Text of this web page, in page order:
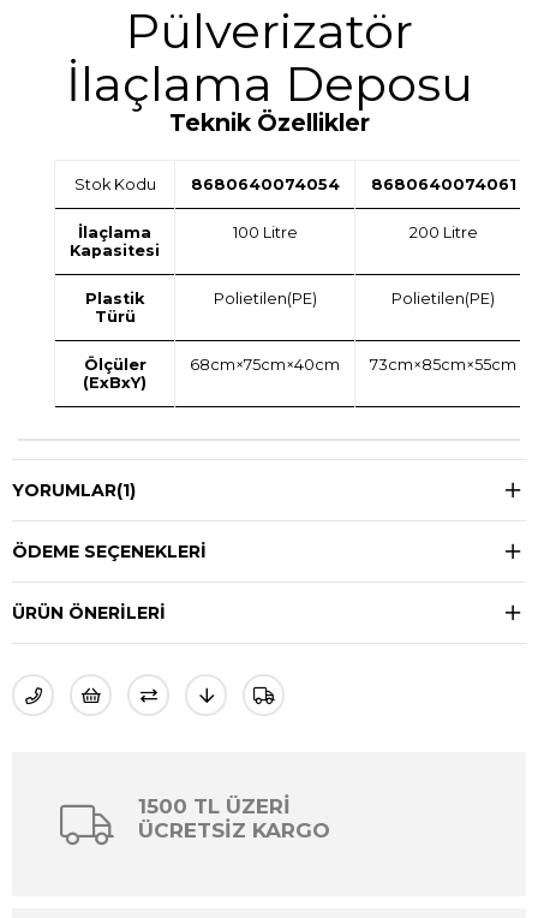
Pülverizatör
İlaçlama Deposu
Teknik Özellikler
Stok Kodu 8680640074054 8680640074061
İlaçlama
Kapasitesi
100 Litre 200 Litre
Plastik
Türü
Polietilen(PE) Polietilen(PE)
Ölçüler
(ExBxY)
68cm×75cm×40cm 73cm×85cm×55cm
YORUMLAR(1)
ÖDEME SEÇENEKLERI
ÜRÜN ÖNERILERI
1500 TL ÜZERİ
ÜCRETSİZ KARGO